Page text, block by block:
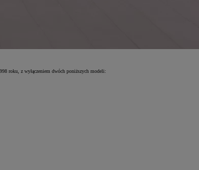
roku, z wyłączeniem dwóch poniższych modeli: